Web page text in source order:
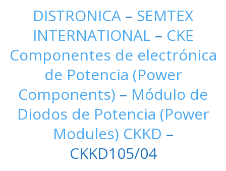
DISTRONICA – SEMTEX
INTERNATIONAL – CKE
Componentes de electrónica
de Potencia (Power
Components) – Módulo de
Diodos de Potencia (Power
Modules) CKKD –
CKKD105/04